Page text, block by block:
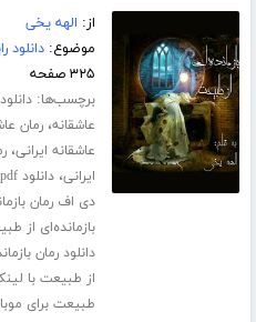
از: الهه یخی
موضوع:دانلود
۳۲۵ صفحه
برچسب‌ها:
عاشقانه،رمان
عاشقانه ایرانی،
ایرانی،دانلود pdf رمان بازمانده‌ای از طبیعت
دی اف رمان
بازمانده‌ای از
دانلود رمان
از طبیعت با
طبیعت برای